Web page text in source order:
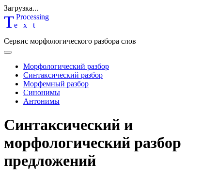
Загрузка...
Text
Processing
Сервис морфологического разбора слов
Морфологический разбор
Синтаксический разбор
Морфемный разбор
Синонимы
Антонимы
Синтаксический и
морфологический разбор
предложений